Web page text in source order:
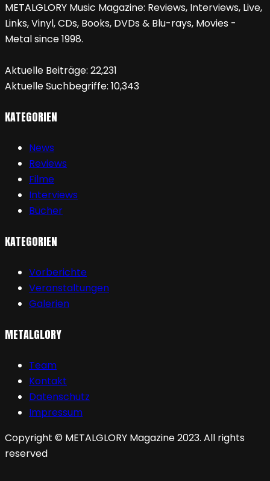
METALGLORY Music Magazine: Reviews, Interviews, Live,
Links, Vinyl, CDs, Books, DVDs & Blu-rays, Movies -
Metal since 1998.
Aktuelle Beiträge: 22,231
Aktuelle Suchbegriffe: 10,343
KATEGORIEN
News
Reviews
Filme
Interviews
Bücher
KATEGORIEN
Vorberichte
Veranstaltungen
Galerien
METALGLORY
Team
Kontakt
Datenschutz
Impressum
Copyright © METALGLORY Magazine 2023. All rights
reserved